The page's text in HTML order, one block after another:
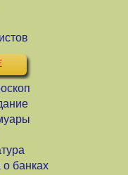
банках